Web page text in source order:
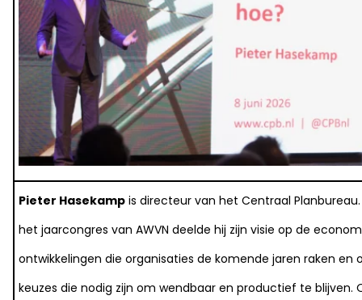
Pieter Hasekamp is directeur van het Centraal
het jaarcongres van AWVN deelde hij zijn visie op de
ontwikkelingen die organisaties de komende jaren raken en
keuzes die nodig zijn om wendbaar en productief te blijven.